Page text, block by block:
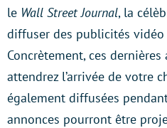
le Wall Street Journal, la
diffuser des publicités vidéo
Concrètement, ces
attendrez l’arrivée de votre
également diffusées
annonces pourront être